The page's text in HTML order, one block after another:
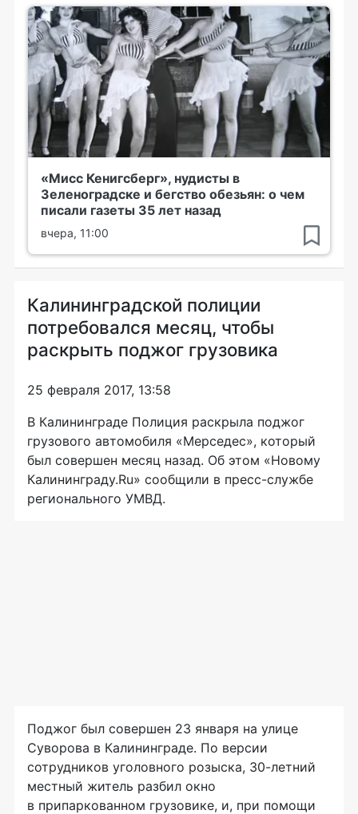
«Мисс Кенигсберг», нудисты в
Зеленоградске и бегство обезьян: о чем
писали газеты 35 лет назад
вчера, 11:00
Калининградской полиции
потребовался месяц, чтобы
раскрыть поджог грузовика
25 февраля 2017, 13:58
В Калининграде Полиция раскрыла поджог
грузового автомобиля «Мерседес», который
был совершен месяц назад. Об этом «Новому
Калининграду.Ru» сообщили в пресс-службе
регионального УМВД.
Поджог был совершен 23 января на улице
Суворова в Калининграде. По версии
сотрудников уголовного розыска, 30-летний
местный житель разбил окно
в припаркованном грузовике, и, при помощи